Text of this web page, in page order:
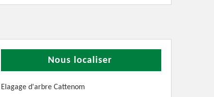
Nous localiser
Elagage d'arbre Cattenom